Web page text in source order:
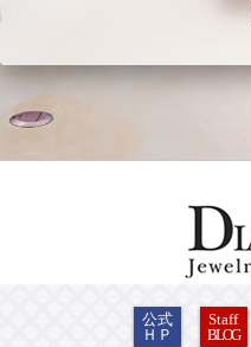
公式
ＨＰ
Staff
BLOG